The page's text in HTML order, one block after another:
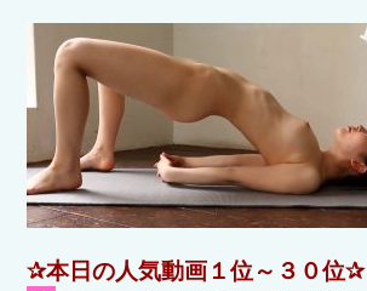
✰本日の人気動画１位～３０位✰